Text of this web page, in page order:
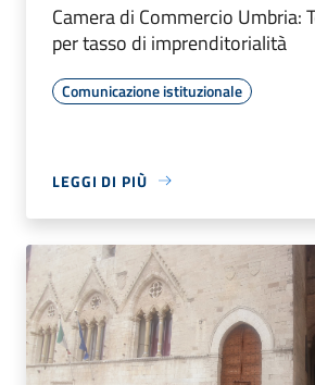
Camera di Commercio Umbria:
per tasso di imprenditorialità
Comunicazione istituzionale
LEGGI DI PIÙ